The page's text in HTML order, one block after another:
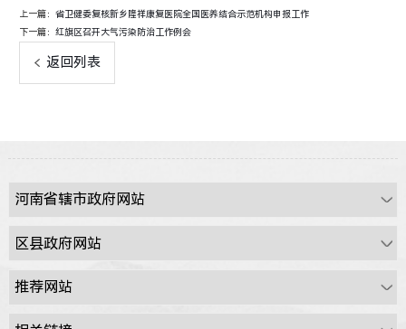
上一篇：省卫健委复核新乡隆祥康复医院全国医养结合示范机构申报工作
下一篇：红旗区召开大气污染防治工作例会
返回列表